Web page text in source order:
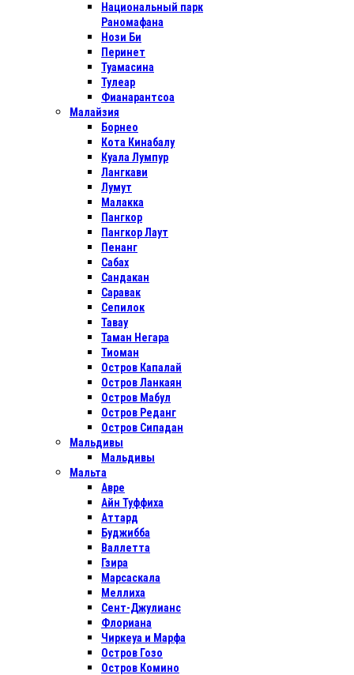
Национальный парк
Раномафана
Нози Би
Перинет
Туамасина
Тулеар
Фианарантсоа
Малайзия
Борнео
Кота Кинабалу
Куала Лумпур
Лангкави
Лумут
Малакка
Пангкор
Пангкор Лаут
Пенанг
Сабах
Сандакан
Саравак
Сепилок
Тавау
Таман Негара
Тиоман
Остров Капалай
Остров Ланкаян
Остров Мабул
Остров Реданг
Остров Сипадан
Мальдивы
Мальдивы
Мальта
Авре
Айн Туффиха
Аттард
Буджибба
Валлетта
Гзира
Марсаскала
Меллиха
Сент-Джулианс
Флориана
Чиркеуа и Марфа
Остров Гозо
Остров Комино